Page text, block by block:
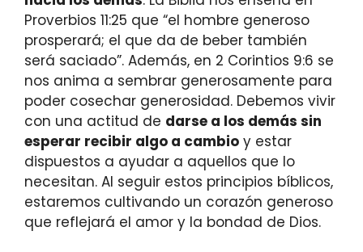
Proverbios 11:25 que “el hombre generoso
prosperará; el que da de beber también
será saciado”. Además, en 2 Corintios 9:6 se
nos anima a sembrar generosamente para
poder cosechar generosidad. Debemos vivir
con una actitud de darse a los demás sin
esperar recibir algo a cambio y estar
dispuestos a ayudar a aquellos que lo
necesitan. Al seguir estos principios bíblicos,
estaremos cultivando un corazón generoso
que reflejará el amor y la bondad de Dios.